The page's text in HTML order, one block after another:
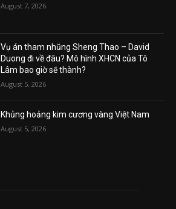
August 7, 2026
Vụ án tham nhũng Sheng Thao – David
Duong đi về đâu? Mô hình XHCN của Tô
Lâm bao giờ sẽ thành?
August 5, 2026
Khủng hoảng kim cương vàng Việt Nam
August 5, 2026